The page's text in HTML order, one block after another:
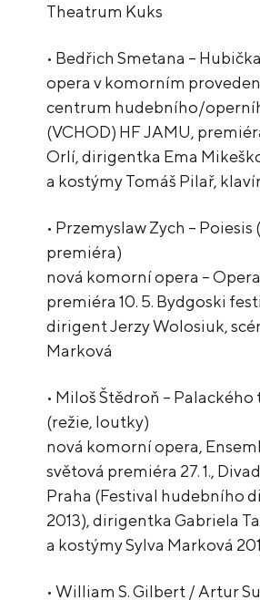
Theatrum Kuks
• Bedřich Smetana –
opera v komorním
centrum hudebního/
(VCHOD) HF JAMU,
Orlí, dirigentka Ema
a kostýmy Tomáš Pilař,
• Przemyslaw Zych – Poiesis
premiéra)
nová komorní opera –
premiéra 10. 5. Bydgoski
dirigent Jerzy Wolosiuk,
Marková
• Miloš Štědroň –
(režie, loutky)
nová komorní opera,
světová premiéra 27. 1.,
Praha (Festival hudebního
2013), dirigentka Gabriela
a kostýmy Sylva Marková
• William S. Gilbert / Artur